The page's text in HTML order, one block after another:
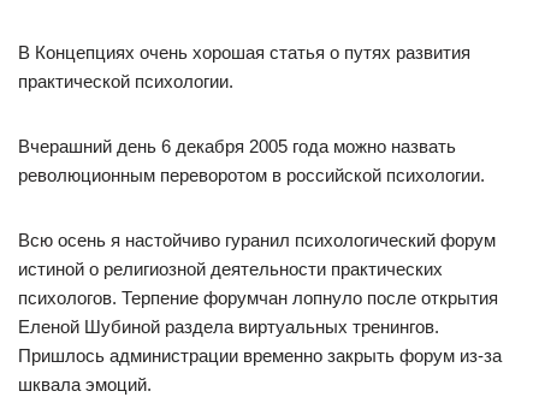
В Концепциях очень хорошая статья о путях развития
практической психологии.
Вчерашний день 6 декабря 2005 года можно назвать
революционным переворотом в российской психологии.
Всю осень я настойчиво гуранил психологический форум
истиной о религиозной деятельности практических
психологов. Терпение форумчан лопнуло после открытия
Еленой Шубиной раздела виртуальных тренингов.
Пришлось администрации временно закрыть форум из-за
шквала эмоций.